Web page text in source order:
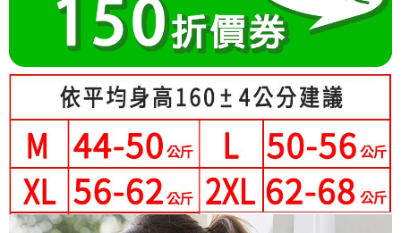
1.分期款項不併入電信帳單，「大哥付你分期」於每月結算日後寄送繳費提
2.透過簡訊連結打開帳單後，可選擇「超商條碼／台灣大直營門市／銀行轉
帳／街口支付／iPASS MONEY」等通路繳費。
【注意事項】
1.本服務係由「台灣大哥大股份有限公司」（以下簡稱本公司）所提供，讓
用戶於交易時，得透過本服務購買商品或服務，並由商店將買賣／分期付款
買賣價金債權讓與本公司後，依約使用本公司帳單繳交帳款。
2.基於同意付款使用「大哥付你分期」之契約關係目的，商店將以您的個人
資料（包含姓名、電話或地址）提供予台灣大哥大進項蒐集、處理及利用，
由本公司與您本人進行分期帳單所需資料之確認、核對及更正。
3.完整用戶服務條款，請詳閱以下連結：https://oppay.tw/userRule
【「AFTEE先享後付」結帳流程】
１．於結帳方式選擇「AFTEE先享後付」後，將跳轉至「AFTEE先享後付」
結帳頁面，進行簡訊認證並確認金額後，即可完成結帳。
２．訂單成立數日內，您將收到繳費通知簡訊。
ATM／網路銀行／等多元方式進行付款，方視為交易完成。
※ 請注意：結帳手續完成當下不需立刻繳費，但若您需要取消訂單，請聯絡
後付繳納相關費用。
※ 交易是否成功請以「AFTEE先享後付 」之結帳頁面顯示為準，若有關於
是否繳費成功／繳費後需取消欲退款等相關疑問，請聯繫「AFTEE先享後付
客戶支援中心」 https://netprotections.freshdesk.com/support/home
【注意事項】
運送方式
全家付款取貨
每筆NT$80，滿NT$699(含以上)免運費
付款後全家取貨
每筆NT$80，滿NT$699(含以上)免運費
萊爾富取貨付款
每筆NT$80，滿NT$699(含以上)免運費
付款後萊爾富取貨